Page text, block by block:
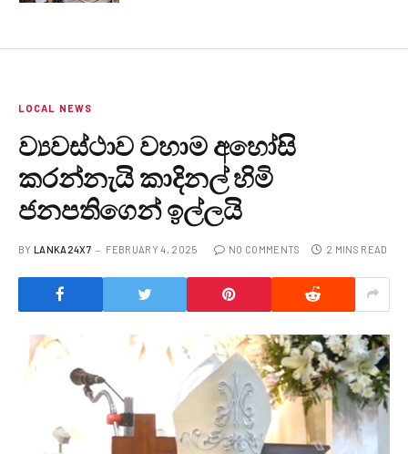
LOCAL NEWS
ව්‍යවස්ථාව වහාම අහෝසි
කරන්නැයි කාදිනල් හිමි
ජනපතිගෙන් ඉල්ලයි
BY LANKA24X7 FEBRUARY 4, 2025 NO COMMENTS 2 MINS READ